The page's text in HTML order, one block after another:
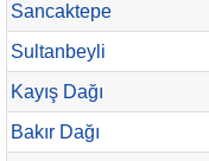
Sancaktepe
Sultanbeyli
Kayış Dağı
Bakır Dağı